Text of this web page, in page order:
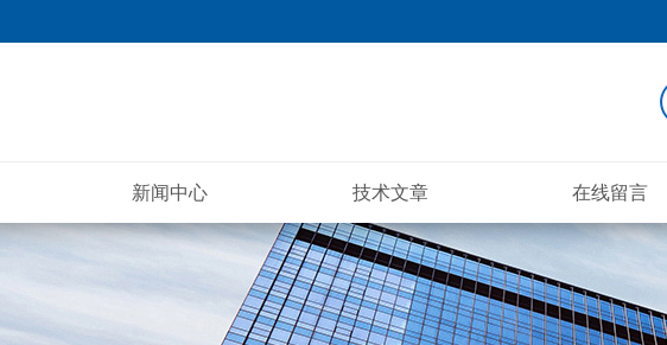
新闻中心 技术文章 在线留言